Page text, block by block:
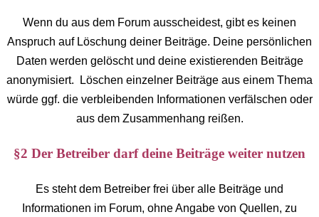
Wenn du aus dem Forum ausscheidest, gibt es keinen
Anspruch auf Löschung deiner Beiträge. Deine persönlichen
Daten werden gelöscht und deine existierenden Beiträge
anonymisiert. Löschen einzelner Beiträge aus einem Thema
würde ggf. die verbleibenden Informationen verfälschen oder
aus dem Zusammenhang reißen.
§2 Der Betreiber darf deine Beiträge weiter nutzen
Es steht dem Betreiber frei über alle Beiträge und
Informationen im Forum, ohne Angabe von Quellen, zu